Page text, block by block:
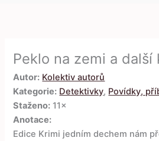
Peklo na zemi a
Autor: Kolektiv autorů
Kategorie: Detektivky, Povídky,
Staženo: 11×
Anotace:
Edice Krimi jedním dechem nám